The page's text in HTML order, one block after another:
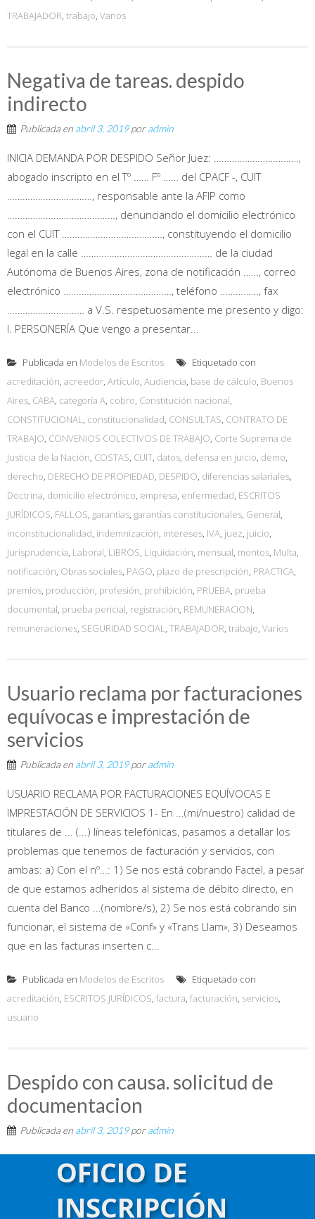
TRABAJADOR, trabajo, Varios
Negativa de tareas. despido
indirecto
Publicada en abril 3, 2019poradmin
INICIA DEMANDA POR DESPIDO Señor Juez: ……………………………,
abogado inscripto en el Tº …… Fº …… del CPACF -, CUIT
……………………………, responsable ante la AFIP como
……………………………………, denunciando el domicilio electrónico
con el CUIT …………………………………, constituyendo el domicilio
legal en la calle …………………………………………… de la ciudad
Autónoma de Buenos Aires, zona de notificación ……, correo
electrónico ……………………………………, teléfono ……………, fax
………………………… a V.S. respetuosamente me presento y digo:
I. PERSONERÍA Que vengo a presentar...
Publicada en Modelos de Escritos
Etiquetado con
acreditación, acreedor, Artículo, Audiencia, base de cálculo, Buenos
Aires, CABA, categoría A, cobro, Constitución nacional,
CONSTITUCIONAL, constitucionalidad, CONSULTAS, CONTRATO DE
TRABAJO, CONVENIOS COLECTIVOS DE TRABAJO, Corte Suprema de
Justicia de la Nación, COSTAS, CUIT, datos, defensa en juicio, demo,
derecho, DERECHO DE PROPIEDAD, DESPIDO, diferencias salariales,
Doctrina, domicilio electrónico, empresa, enfermedad, ESCRITOS
JURÍDICOS, FALLOS, garantías, garantías constitucionales, General,
inconstitucionalidad, indemnización, intereses, IVA, juez, juicio,
Jurisprudencia, Laboral, LIBROS, Liquidación, mensual, montos, Multa,
notificación, Obras sociales, PAGO, plazo de prescripción, PRACTICA,
premios, producción, profesión, prohibición, PRUEBA, prueba
documental, prueba pericial, registración, REMUNERACION,
remuneraciones, SEGURIDAD SOCIAL, TRABAJADOR, trabajo, Varios
Usuario reclama por facturaciones
equívocas e imprestación de
servicios
Publicada en abril 3, 2019poradmin
USUARIO RECLAMA POR FACTURACIONES EQUÍVOCAS E
IMPRESTACIÓN DE SERVICIOS 1- En ...(mi/nuestro) calidad de
titulares de ... (...) líneas telefónicas, pasamos a detallar los
problemas que tenemos de facturación y servicios, con
ambas: a) Con el nº…: 1) Se nos está cobrando Factel, a pesar
de que estamos adheridos al sistema de débito directo, en
cuenta del Banco ...(nombre/s), 2) Se nos está cobrando sin
funcionar, el sistema de «Conf» y «Trans Llam», 3) Deseamos
que en las facturas inserten c...
Publicada en Modelos de Escritos
Etiquetado con
acreditación, ESCRITOS JURÍDICOS, factura, facturación, servicios,
usuario
Despido con causa. solicitud de
documentacion
Publicada en abril 3, 2019poradmin
INICIA DEMANDA COBRO DE SALARIOS Y ENTREGA DE
DOCUMENTACIÓN LABORAL Señor Juez: ……………………………,
abogado inscripto en el Tº …… Fº …… del CPACF -, CUIT
……………………………, responsable ante la AFIP como
OFICIO DE
INSCRIPCIÓN